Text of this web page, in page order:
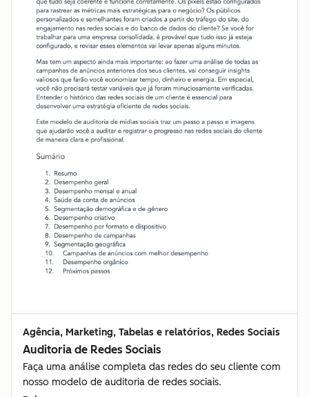
Agência, Marketing, Tabelas e relatórios, Redes Sociais
Auditoria de Redes Sociais
Faça uma análise completa das redes do seu cliente com
nosso modelo de auditoria de redes sociais.